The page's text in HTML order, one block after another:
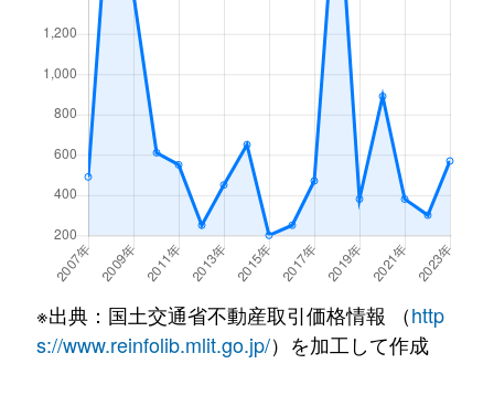
※出典：国土交通省不動産取引価格情報 （http
s://www.reinfolib.mlit.go.jp/）を加工して作成